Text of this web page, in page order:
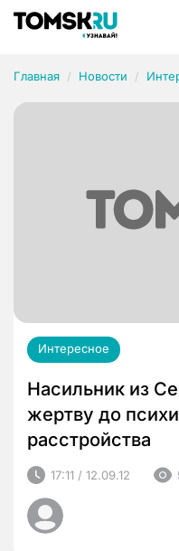
Главная Новости
Интересное
Насильник из
жертву до
расстройства
17:11 / 12.09.12